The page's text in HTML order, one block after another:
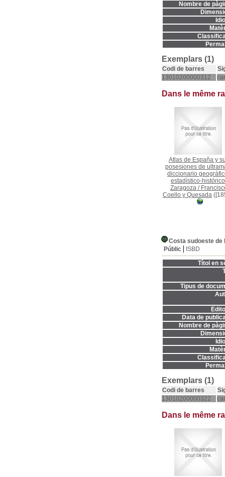
Nombre de
Exemplars (1)
Codi de barres
13010200000312
Dans le même
Atlas de España y
posesiones de
diccionario
estadístico-
Zaragoza/
Coello y Quesada
Costa sudoeste de
Públic
ISBD
Títol en
Tipus de
Data de
Nombre de
Exemplars (1)
Codi de barres
13010200000322
Dans le même